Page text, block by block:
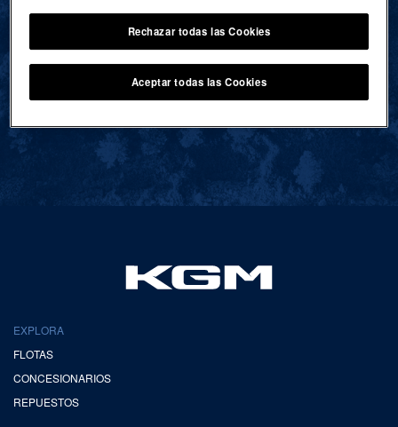
VOLVER AL INICIO
EXPLORA
FLOTAS
CONCESIONARIOS
REPUESTOS
Rechazar todas las Cookies
Aceptar todas las Cookies